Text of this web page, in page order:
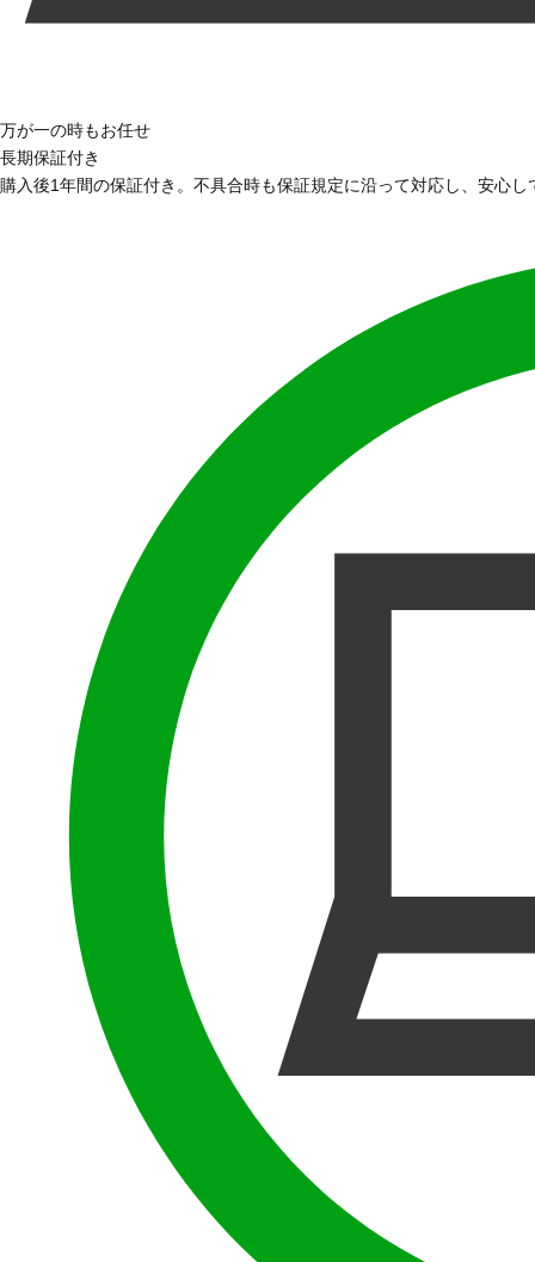
万が一の時もお任せ
長期保証付き
購入後1年間の保証付き。不具合時も保証規定に沿って対応し、安心